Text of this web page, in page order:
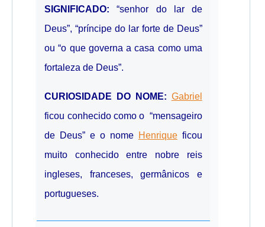
SIGNIFICADO:“senhor do lar de
Deus”, “príncipe do lar forte de Deus”
ou “o que governa a casa como uma
fortaleza de Deus”.
CURIOSIDADE DO NOME: Gabriel
ficou conhecido como o “mensageiro
de Deus” e o nome Henriqueficou
muito conhecido entre nobre reis
ingleses, franceses, germânicos e
portugueses.